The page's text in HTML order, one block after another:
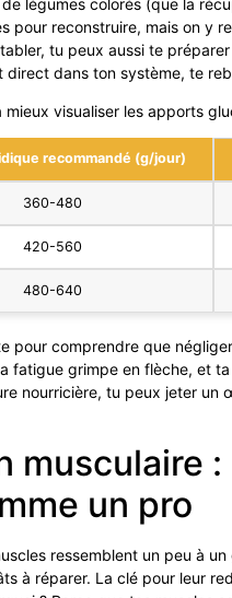
pour reconstruire, mais on y
tu peux aussi te
dans ton système, te
mieux visualiser les apports
recommandé (g/jour)
360-480
420-560
480-640
pour comprendre que
fatigue grimpe en flèche, et
nourricière, tu peux jeter un
musculaire
un pro
ressemblent un peu à
à réparer. La clé pour leur